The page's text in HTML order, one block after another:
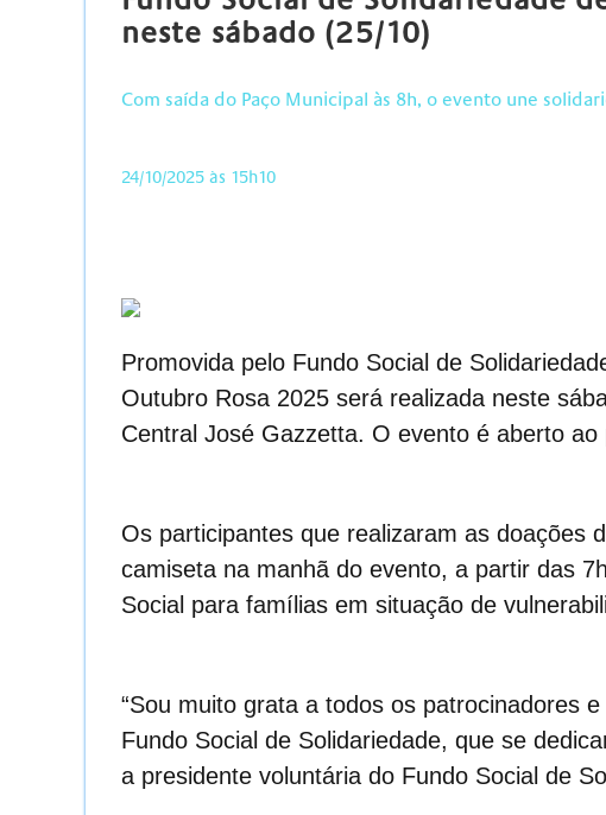
neste sábado (25/10)
Com saída do Paço Municipal às 8h, o evento une
24/10/2025 às 15h10
Promovida pelo Fundo Social de
Outubro Rosa 2025 será realizada neste
Central José Gazzetta. O evento é aberto ao
Os participantes que realizaram as doações d
camiseta na manhã do evento, a partir das
Social para famílias em situação de
“Sou muito grata a todos os patrocinadores
Fundo Social de Solidariedade, que se
a presidente voluntária do Fundo Social de